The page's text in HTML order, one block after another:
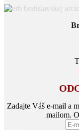
Zadajte Váš e-mail a
mailom.